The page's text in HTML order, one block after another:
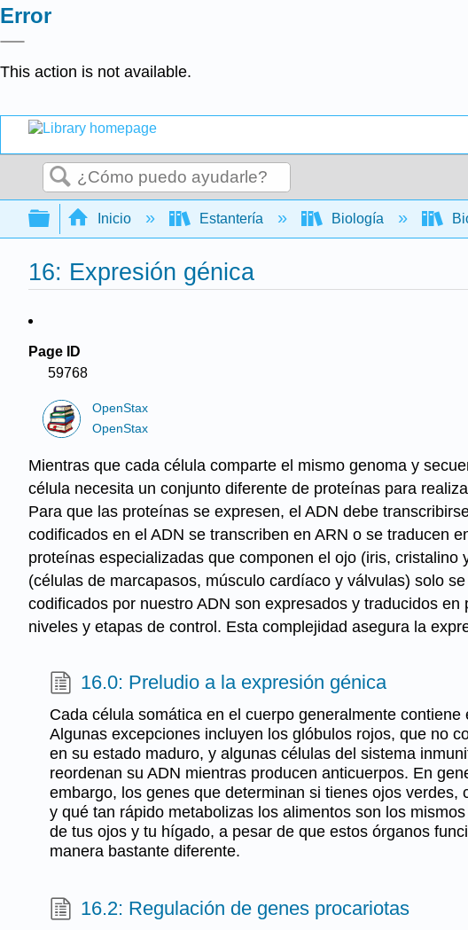
Error
This action is not available.
Buscar
Expandir/contraer jerarquía global
Inicio Estantería Biología
16: Expresión génica
Page ID
59768
OpenStax
OpenStax
Mientras que cada célula comparte el mismo genoma y
célula necesita un conjunto diferente de proteínas para
Para que las proteínas se expresen, el ADN debe
codificados en el ADN se transcriben en ARN o se traducen
proteínas especializadas que componen el ojo (iris,
(células de marcapasos, músculo cardíaco y válvulas) solo
codificados por nuestro ADN son expresados y traducidos
niveles y etapas de control. Esta complejidad asegura la
16.0: Preludio a la expresión génica
Cada célula somática en el cuerpo generalmente contiene
Algunas excepciones incluyen los glóbulos rojos, que no
en su estado maduro, y algunas células del sistema
reordenan su ADN mientras producen anticuerpos. En
embargo, los genes que determinan si tienes ojos verdes,
y qué tan rápido metabolizas los alimentos son los
de tus ojos y tu hígado, a pesar de que estos órganos
manera bastante diferente.
16.2: Regulación de genes procariotas